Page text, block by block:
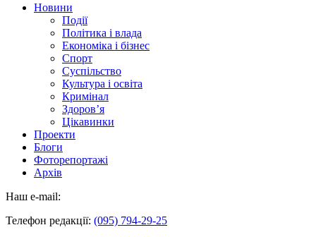
Новини
Події
Політика і влада
Економіка і бізнес
Спорт
Суспільство
Культура і освіта
Кримінал
Здоров’я
Цікавинки
Проекти
Блоги
Фоторепортажі
Архів
Наш e-mail:
Телефон редакції: (095) 794-29-25